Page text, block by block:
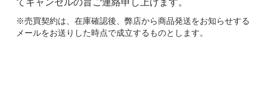
※売買契約は、在庫確認後、弊店から商品発送をお知らせする
メールをお送りした時点で成立するものとします。